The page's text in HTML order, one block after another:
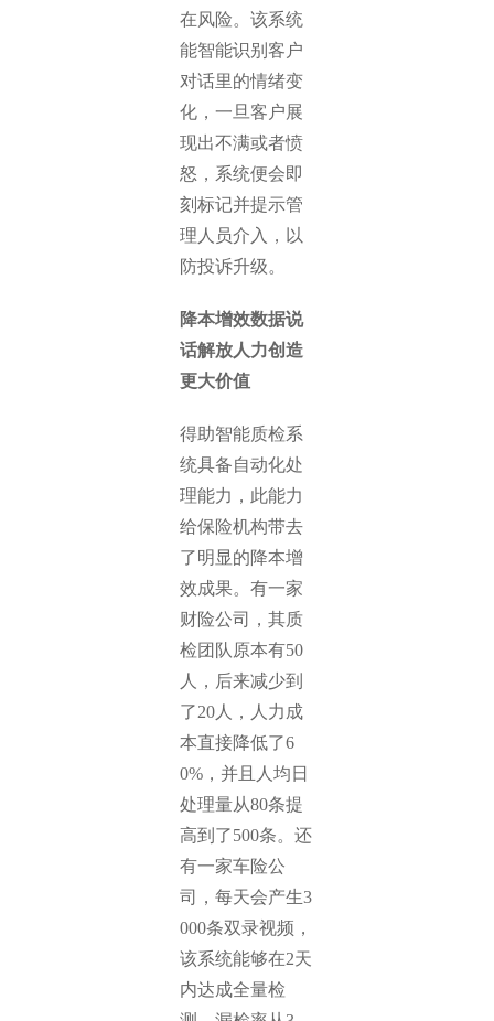
在风险。该系统
能智能识别客户
对话里的情绪变
化，一旦客户展
现出不满或者愤
怒，系统便会即
刻标记并提示管
理人员介入，以
防投诉升级。
降本增效数据说
话解放人力创造
更大价值
得助智能质检系
统具备自动化处
理能力，此能力
给保险机构带去
了明显的降本增
效成果。有一家
财险公司，其质
检团队原本有50
人，后来减少到
了20人，人力成
本直接降低了6
0%，并且人均日
处理量从80条提
高到了500条。还
有一家车险公
司，每天会产生3
000条双录视频，
该系统能够在2天
内达成全量检